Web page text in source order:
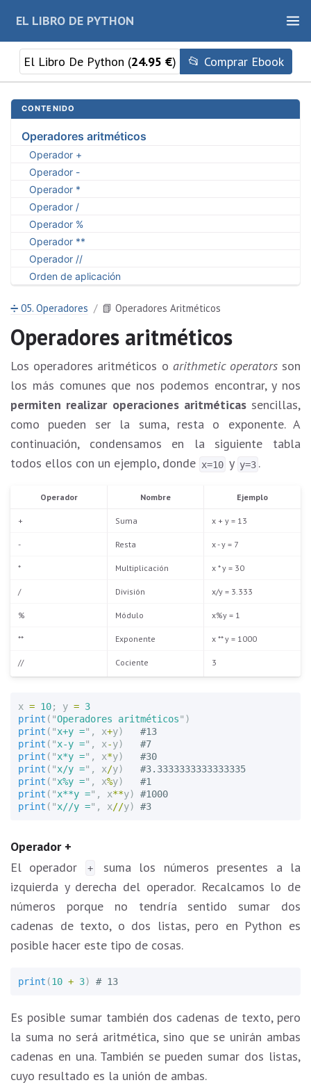
EL LIBRO DE PYTHON
El Libro De Python (24.95 €) 📂 Comprar Ebook
CONTENIDO
Operadores aritméticos
Operador +
Operador -
Operador *
Operador /
Operador %
Operador **
Operador //
Orden de aplicación
➗ 05. Operadores 📗 Operadores Aritméticos
Operadores aritméticos
Los operadores aritméticos o arithmetic operatorsson
los más comunes que nos podemos encontrar, y nos
permiten realizar operaciones aritméticassencillas,
como pueden ser la suma, resta o exponente. A
continuación, condensamos en la siguiente tabla
todos ellos con un ejemplo, donde x=10 y y=3 .
Operador Nombre Ejemplo
+ Suma x + y = 13
- Resta x - y = 7
* Multiplicación x * y = 30
/ División x/y = 3.333
% Módulo x%y = 1
** Exponente x ** y = 1000
// Cociente 3
x = 10; y = 3
print ( "Operadores aritméticos" )
print ( "x+y =" , x+y)
print ( "x-y =" , x-y)
print ( "x*y =" , x*y)
print ( "x/y =" , x/y)
print ( "x%y =" , x%y)
print ( "x**y =" , x**y)
print ( "x//y =" , x//y)
Operador +
El operador
+
suma los números presentes a la
izquierda y derecha del operador. Recalcamos lo de
números porque no tendría sentido sumar dos
cadenas de texto, o dos listas, pero en Python es
posible hacer este tipo de cosas.
print (10 + 3)
Es posible sumar también dos cadenas de texto, pero
la suma no será aritmética, sino que se unirán ambas
cadenas en una. También se pueden sumar dos listas,
cuyo resultado es la unión de ambas.